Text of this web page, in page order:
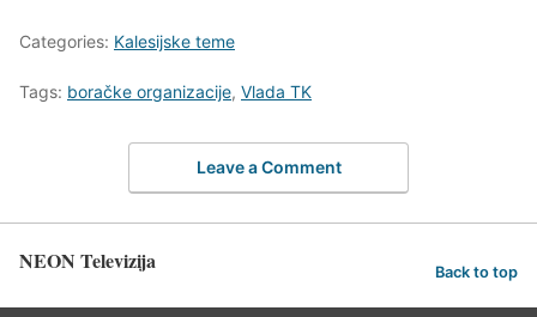
Categories: Kalesijske teme
Tags: boračke organizacije, Vlada TK
Leave a Comment
NEON Televizija Back to top